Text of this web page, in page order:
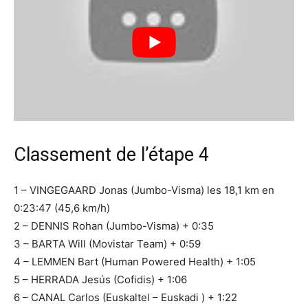
Classement de l’étape 4
1 – VINGEGAARD Jonas (Jumbo-Visma) les 18,1 km en
0:23:47 (45,6 km/h)
2 – DENNIS Rohan (Jumbo-Visma) + 0:35
3 – BARTA Will (Movistar Team) + 0:59
4 – LEMMEN Bart (Human Powered Health) + 1:05
5 – HERRADA Jesús (Cofidis) + 1:06
6 – CANAL Carlos (Euskaltel – Euskadi ) + 1:22